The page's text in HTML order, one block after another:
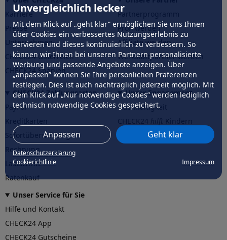
Unvergleichlich lecker
Mit dem Klick auf „geht klar” ermöglichen Sie uns Ihnen
über Cookies ein verbessertes Nutzungserlebnis zu
servieren und dieses kontinuierlich zu verbessern. So
können wir Ihnen bei unseren Partnern personalisierte
Werbung und passende Angebote anzeigen. Über
„anpassen” können Sie Ihre persönlichen Präferenzen
festlegen. Dies ist auch nachträglich jederzeit möglich. Mit
dem Klick auf „Nur notwendige Cookies” werden lediglich
technisch notwendige Cookies gespeichert.
Anpassen Geht klar
Datenschutzerklärung
Cookierichtlinie
Impressum
Karriere
Presse
Unternehmen
CHECK24 Österreich
CHECK24 Spanien
Partnerprogramm
Profi werden
Affiliate werden
Werkstattpartner werden
CHECK24 Zahlungsarten
PayPal
Sofortüberweisung
Rechnung
Lastschrift
Ratenkauf
Unser Engagement
Nachhaltigkeit
CHECK24hilftder Natur
Unser Service für Sie
Hilfe und Kontakt
CHECK24 App
CHECK24 Gutscheine